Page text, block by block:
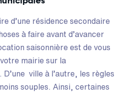
d’une résidence secondaire
à faire avant d’avancer
saisonnière est de vous
mairie sur la
ville à l’autre, les règles
souples. Ainsi, certaines